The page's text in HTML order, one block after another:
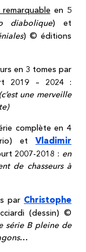
en 5
diabolique) et
) © éditions
en 3 tomes par
2019 – 2024 :
une merveille
complète en 4
etVladimir
2007-2018 : en
de chasseurs à
par Christophe
(dessin) ©
série B pleine de
…